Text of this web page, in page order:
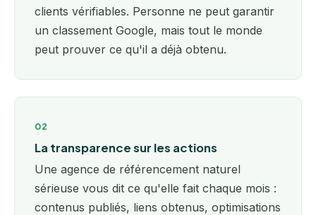
clients vérifiables. Personne ne peut garantir
un classement Google, mais tout le monde
peut prouver ce qu'il a déjà obtenu.
02
La transparence sur les actions
Une agence de référencement naturel
sérieuse vous dit ce qu'elle fait chaque mois :
contenus publiés, liens obtenus, optimisations